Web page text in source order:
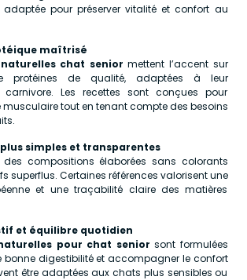
pour préserver vitalité et confort au
maîtrisé
chat senior mettent l’accent sur
protéines de qualité, adaptées à leur
Les recettes sont conçues pour
tout en tenant compte des besoins
simples et transparentes
des compositions élaborées sans colorants
superflus. Certaines références valorisent une
et une traçabilité claire des matières
et équilibre quotidien
pour chat senior sont formulées
bonne digestibilité et accompagner le confort
être adaptées aux chats plus sensibles ou